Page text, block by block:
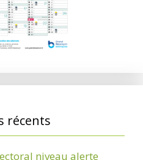
récents
niveau alerte